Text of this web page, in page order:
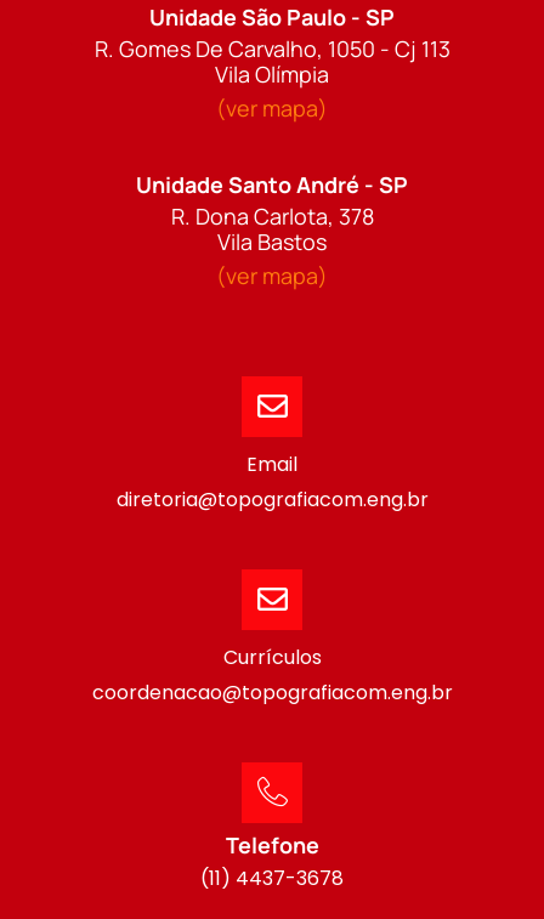
Unidade São Paulo - SP
R. Gomes De Carvalho, 1050 - Cj 113
Vila Olímpia
(ver mapa)
Unidade Santo André - SP
R. Dona Carlota, 378
Vila Bastos
(ver mapa)
Email
diretoria@topografiacom.eng.br
Currículos
coordenacao@topografiacom.eng.br
Telefone
(11) 4437-3678